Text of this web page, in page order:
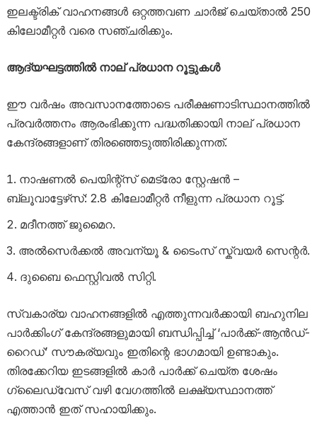
ഇലക്ട്രിക് വാഹനങ്ങൾ ഒറ്റത്തവണ ചാർജ് ചെയ്താൽ 250
കിലോമീറ്റർ വരെ സഞ്ചരിക്കും.
ആദ്യഘട്ടത്തിൽ നാല് പ്രധാന റൂട്ടുകൾ
ഈ വർഷം അവസാനത്തോടെ പരീക്ഷണാടിസ്ഥാനത്തിൽ
പ്രവർത്തനം ആരംഭിക്കുന്ന പദ്ധതിക്കായി നാല് പ്രധാന
കേന്ദ്രങ്ങളാണ് തിരഞ്ഞെടുത്തിരിക്കുന്നത്.
നാഷണൽ പെയിന്റ്സ് മെട്രോ സ്റ്റേഷൻ –
ബ്ലൂവാട്ടേഴ്‌സ്: 2.8 കിലോമീറ്റർ നീളുന്ന പ്രധാന റൂട്ട്.
മദീനത്ത് ജുമൈറ.
അൽസെർക്കൽ അവന്യൂ & ടൈംസ് സ്ക്വയർ സെന്റർ.
ദുബൈ ഫെസ്റ്റിവൽ സിറ്റി.
സ്വകാര്യ വാഹനങ്ങളിൽ എത്തുന്നവർക്കായി ബഹുനില
പാർക്കിംഗ് കേന്ദ്രങ്ങളുമായി ബന്ധിപ്പിച്ച് ‘പാർക്ക്-ആൻഡ്-
റൈഡ്’ സൗകര്യവും ഇതിന്റെ ഭാഗമായി ഉണ്ടാകും.
തിരക്കേറിയ ഇടങ്ങളിൽ കാർ പാർക്ക് ചെയ്ത ശേഷം
ഗ്ലൈഡ്‌വേസ് വഴി വേഗത്തിൽ ലക്ഷ്യസ്ഥാനത്ത്
എത്താൻ ഇത് സഹായിക്കും.